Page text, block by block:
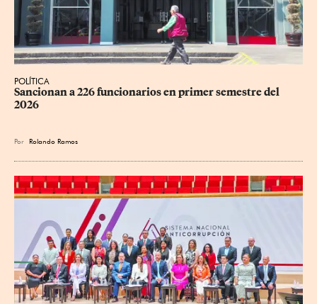
POLÍTICA
Sancionan a 226 funcionarios en primer semestre del
2026
Por Rolando Ramos